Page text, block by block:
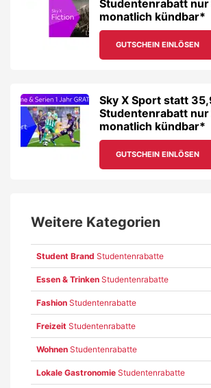
Studentenrabatt
monatlich kündbar*
GUTSCHEIN EINLÖSEN
Sky X Sport statt
Studentenrabatt
monatlich kündbar*
GUTSCHEIN EINLÖSEN
Weitere Kategorien
Student Brand Studentenrabatte
Essen & Trinken Studentenrabatte
Fashion Studentenrabatte
Freizeit Studentenrabatte
Wohnen Studentenrabatte
Lokale Gastronomie Studentenrabatte